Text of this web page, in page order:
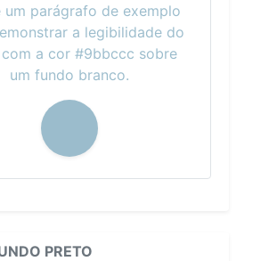
um parágrafo de exemplo
a legibilidade do
a cor #9bbccc sobre
um fundo branco.
PRETO